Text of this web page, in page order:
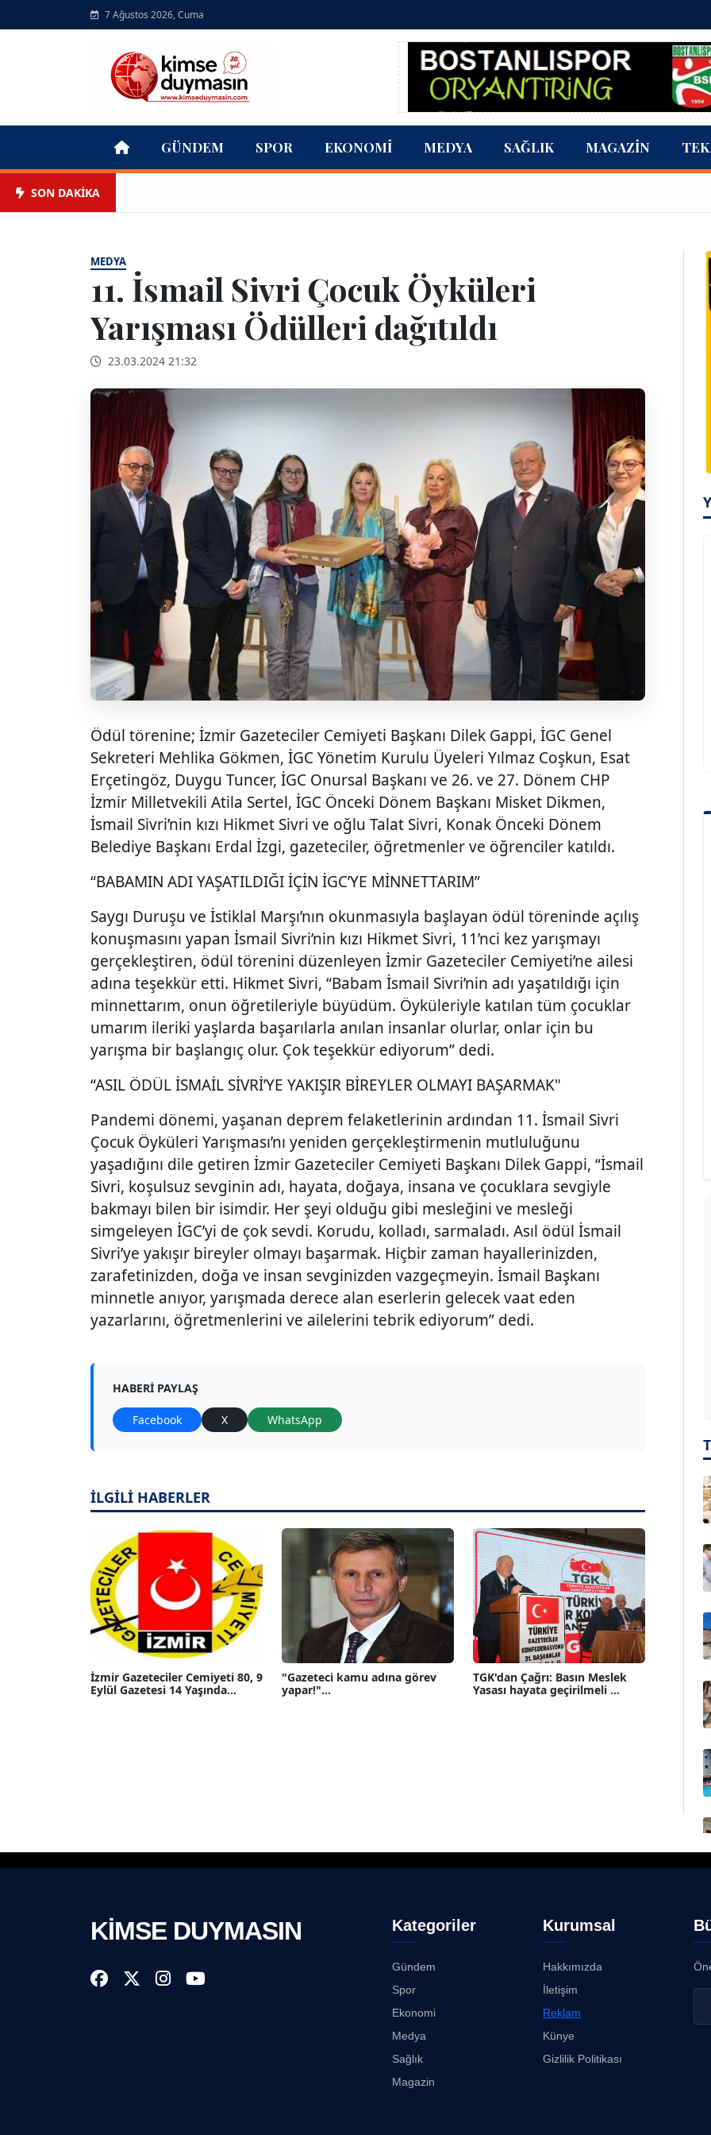
7 Ağustos 2026, Cuma
GÜNDEM SPOR EKONOMI MEDYA SAĞLIK MAGAZIN
SON DAKİKA
MEDYA
11. İsmail Sivri Çocuk Öyküleri
Yarışması Ödülleri dağıtıldı
23.03.2024 21:32
Ödül törenine; İzmir Gazeteciler Cemiyeti Başkanı Dilek Gappi, İGC Genel
Sekreteri Mehlika Gökmen, İGC Yönetim Kurulu Üyeleri Yılmaz Coşkun, Esat
Erçetingöz, Duygu Tuncer, İGC Onursal Başkanı ve 26. ve 27. Dönem CHP
İzmir Milletvekili Atila Sertel, İGC Önceki Dönem Başkanı Misket Dikmen,
İsmail Sivri’nin kızı Hikmet Sivri ve oğlu Talat Sivri, Konak Önceki Dönem
Belediye Başkanı Erdal İzgi, gazeteciler, öğretmenler ve öğrenciler katıldı.
“BABAMIN ADI YAŞATILDIĞI İÇİN İGC’YE MİNNETTARIM”
Saygı Duruşu ve İstiklal Marşı’nın okunmasıyla başlayan ödül töreninde açılış
konuşmasını yapan İsmail Sivri’nin kızı Hikmet Sivri, 11’nci kez yarışmayı
gerçekleştiren, ödül törenini düzenleyen İzmir Gazeteciler Cemiyeti’ne ailesi
adına teşekkür etti. Hikmet Sivri, “Babam İsmail Sivri’nin adı yaşatıldığı için
minnettarım, onun öğretileriyle büyüdüm. Öyküleriyle katılan tüm çocuklar
umarım ileriki yaşlarda başarılarla anılan insanlar olurlar, onlar için bu
yarışma bir başlangıç olur. Çok teşekkür ediyorum” dedi.
“ASIL ÖDÜL İSMAİL SİVRİ’YE YAKIŞIR BİREYLER OLMAYI BAŞARMAK"
Pandemi dönemi, yaşanan deprem felaketlerinin ardından 11. İsmail Sivri
Çocuk Öyküleri Yarışması’nı yeniden gerçekleştirmenin mutluluğunu
yaşadığını dile getiren İzmir Gazeteciler Cemiyeti Başkanı Dilek Gappi, “İsmail
Sivri, koşulsuz sevginin adı, hayata, doğaya, insana ve çocuklara sevgiyle
bakmayı bilen bir isimdir. Her şeyi olduğu gibi mesleğini ve mesleği
simgeleyen İGC’yi de çok sevdi. Korudu, kolladı, sarmaladı. Asıl ödül İsmail
Sivri’ye yakışır bireyler olmayı başarmak. Hiçbir zaman hayallerinizden,
zarafetinizden, doğa ve insan sevginizden vazgeçmeyin. İsmail Başkanı
minnetle anıyor, yarışmada derece alan eserlerin gelecek vaat eden
yazarlarını, öğretmenlerini ve ailelerini tebrik ediyorum” dedi.
HABERI PAYLAŞ
Facebook X WhatsApp
İLGİLİ HABERLER
İzmir Gazeteciler Cemiyeti 80, 9
Eylül Gazetesi 14 Yaşında...
"Gazeteci kamu adına görev
yapar!"...
TGK'dan Çağrı: Basın Meslek
Yasası hayata geçirilmeli ...
KİMSE DUYMASIN Kategoriler
Gündem
Spor
Ekonomi
Medya
Sağlık
Magazin
Kurumsal
Hakkımızda
İletişim
Reklam
Künye
Gizlilik Politikası